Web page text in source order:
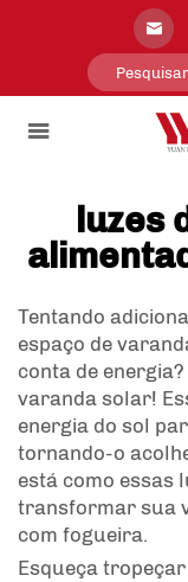
luzes
Tentando
espaço de
conta de
varanda solar!
energia do sol
tornando-o
está como essas
transformar sua
com fogueira.
Esqueça